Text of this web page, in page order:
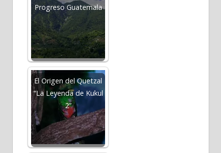
Progreso Guatemala
El Origen del Quetzal
“La Leyenda de Kukul
2”